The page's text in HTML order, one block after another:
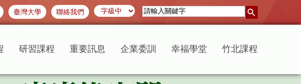
臺灣大學 聯絡我們
研習課程 重要訊息 企業委訓 幸福學堂 竹北課程